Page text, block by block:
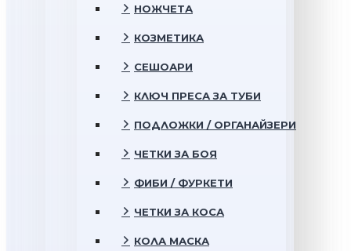
НОЖЧЕТА
КОЗМЕТИКА
СЕШОАРИ
КЛЮЧ ПРЕСА ЗА ТУБИ
ПОДЛОЖКИ / ОРГАНАЙЗЕРИ
ЧЕТКИ ЗА БОЯ
ФИБИ / ФУРКЕТИ
ЧЕТКИ ЗА КОСА
КОЛА МАСКА